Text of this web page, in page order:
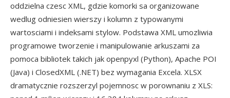
oddzielna czesc XML, gdzie komorki sa organizowane
wedlug odniesien wierszy i kolumn z typowanymi
wartosciami i indeksami stylow. Podstawa XML umozliwia
programowe tworzenie i manipulowanie arkuszami za
pomoca bibliotek takich jak openpyxl (Python), Apache POI
(Java) i ClosedXML (.NET) bez wymagania Excela. XLSX
dramatycznie rozszerzyl pojemnosc w porownaniu z XLS: